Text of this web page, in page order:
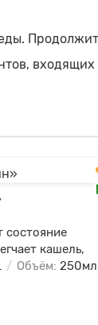
состояние
кашель,
Объём: 250мл